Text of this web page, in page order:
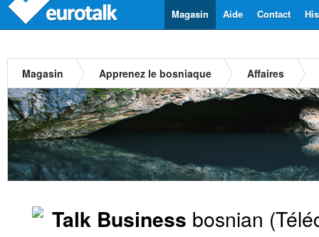
Contact
Aide
Magasin
Magasin Apprenez le bosniaque Affaires
Talk Business bosnian